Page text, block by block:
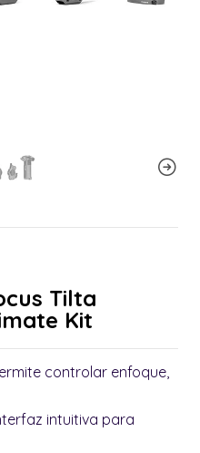
Tilta
Kit
controlar enfoque,
intuitiva para